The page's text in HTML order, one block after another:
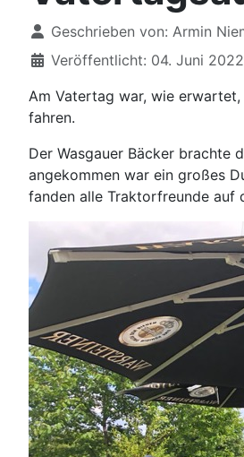
DetailsGeschrieben von: Armin
Veröffentlicht: 04. Juni 2022
Am Vatertag war, wie
fahren.
Der Wasgauer Bäcker brachte
angekommen war ein großes
fanden alle Traktorfreunde auf